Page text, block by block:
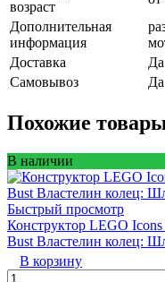
возраст
Дополнительная
информация
Доставка
Да
Самовывоз
Да
Похожие
В наличии
Быстрый просмотр
Конструктор LEGO
Bust Властелин колец:
В корзину